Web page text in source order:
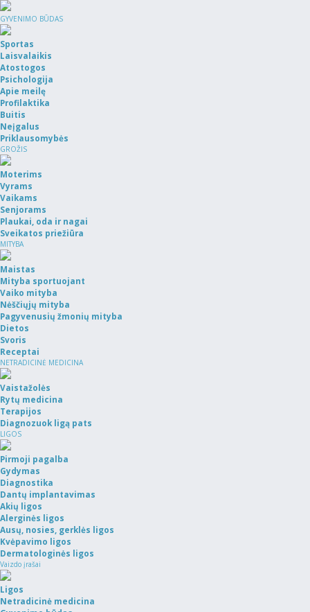
GYVENIMO BŪDAS
Sportas
Laisvalaikis
Atostogos
Psichologija
Apie meilę
Profilaktika
Buitis
Neįgalus
Priklausomybės
GROŽIS
Moterims
Vyrams
Vaikams
Senjorams
Plaukai, oda ir nagai
Sveikatos priežiūra
MITYBA
Maistas
Mityba sportuojant
Vaiko mityba
Nėščiųjų mityba
Pagyvenusių žmonių mityba
Dietos
Svoris
Receptai
NETRADICINĖ MEDICINA
Vaistažolės
Rytų medicina
Terapijos
Diagnozuok ligą pats
LIGOS
Pirmoji pagalba
Gydymas
Diagnostika
Dantų implantavimas
Akių ligos
Alerginės ligos
Ausų, nosies, gerklės ligos
Kvėpavimo ligos
Dermatologinės ligos
Vaizdo įrašai
Ligos
Netradicinė medicina